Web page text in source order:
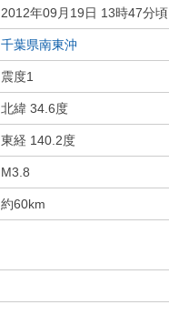
2012年09月19日 13時47分頃
千葉県南東沖
震度1
北緯 34.6度
東経 140.2度
M3.8
約60km